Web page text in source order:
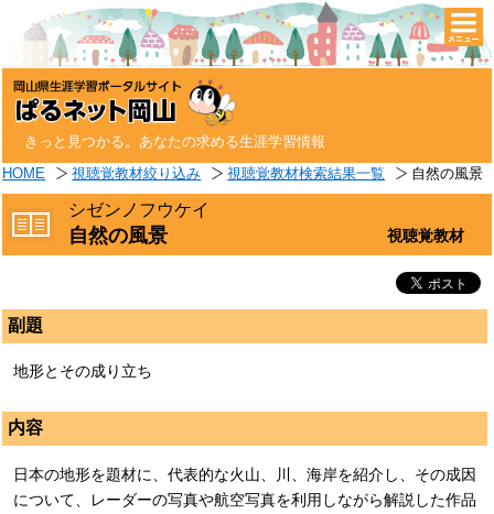
きっと見つかる。あなたの求める生涯学習情報
HOME 視聴覚教材絞り込み 視聴覚教材検索結果一覧 自然の風景
シゼンノフウケイ
自然の風景 視聴覚教材
副題
地形とその成り立ち
内容
日本の地形を題材に、代表的な火山、川、海岸を紹介し、その成因
について、レーダーの写真や航空写真を利用しながら解説した作品